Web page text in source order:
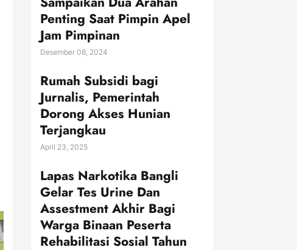
Penting Saat Pimpin Apel
Jam Pimpinan
Desember 08, 2024
Rumah Subsidi bagi
Jurnalis, Pemerintah
Dorong Akses Hunian
Terjangkau
April 23, 2025
Lapas Narkotika Bangli
Gelar Tes Urine Dan
Assestment Akhir Bagi
Warga Binaan Peserta
Rehabilitasi Sosial Tahun